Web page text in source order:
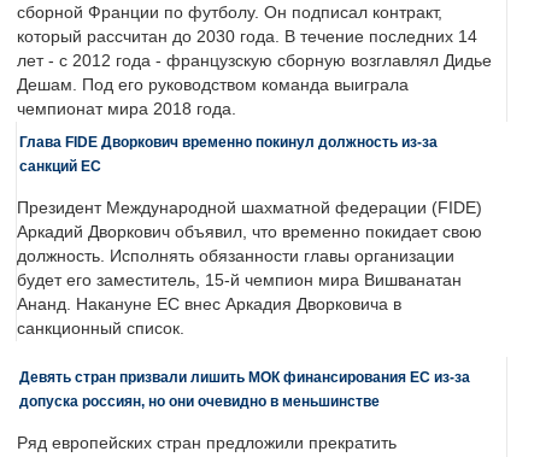
сборной Франции по футболу. Он подписал контракт,
который рассчитан до 2030 года. В течение последних 14
лет - с 2012 года - французскую сборную возглавлял Дидье
Дешам. Под его руководством команда выиграла
чемпионат мира 2018 года.
Глава FIDE Дворкович временно покинул должность из-за
санкций ЕС
Президент Международной шахматной федерации (FIDE)
Аркадий Дворкович объявил, что временно покидает свою
должность. Исполнять обязанности главы организации
будет его заместитель, 15-й чемпион мира Вишванатан
Ананд. Накануне ЕС внес Аркадия Дворковича в
санкционный список.
Девять стран призвали лишить МОК финансирования ЕС из-за
допуска россиян, но они очевидно в меньшинстве
Ряд европейских стран предложили прекратить